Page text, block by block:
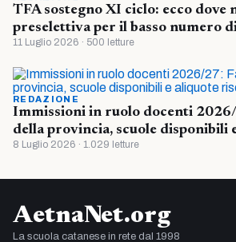
TFA sostegno XI ciclo: ecco dove
preselettiva per il basso numero
11 Luglio 2026 · 500 letture
REDAZIONE
Immissioni in ruolo docenti 2026/
della provincia, scuole disponibili
8 Luglio 2026 · 1.029 letture
AetnaNet.org
La scuola catanese in rete dal 1998